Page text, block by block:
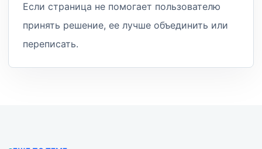
Если страница не помогает пользователю
принять решение, ее лучше объединить или
переписать.